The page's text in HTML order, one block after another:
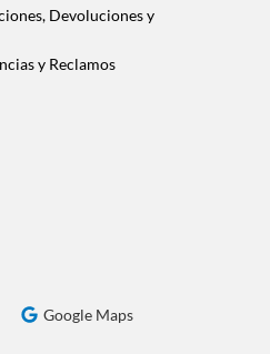
Devoluciones y
y Reclamos
Google Maps